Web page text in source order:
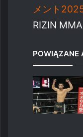
メント
RIZIN
POWIĄZANE